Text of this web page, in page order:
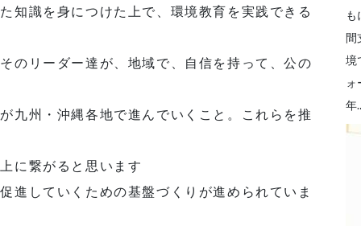
知識を身につけた上で、環境教育を実践できる
のリーダー達が、地域で、自信を持って、公の
九州・沖縄各地で進んでいくこと。これらを推
に繋がると思います
進していくための基盤づくりが進められていま
も
間
境
ォ
年